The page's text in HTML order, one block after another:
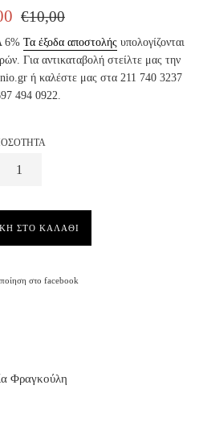
ΤΙΜΗ
€10,00
6% Τα έξοδα αποστολής υπολογίζονται
Για αντικαταβολή στείλτε μας την
ή καλέστε μας στα 211 740 3237
494 0922.
ΣΤΟ ΚΑΛΑΘΙ
στο facebookFacebook
Φραγκούλη